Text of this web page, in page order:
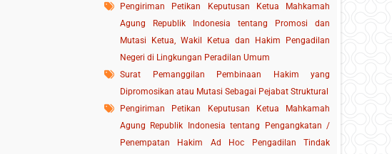
Pengiriman Petikan Keputusan Ketua Mahkamah
Agung Republik Indonesia tentang Promosi dan
Mutasi Ketua, Wakil Ketua dan Hakim Pengadilan
Negeri di Lingkungan Peradilan Umum
Surat Pemanggilan Pembinaan Hakim yang
Dipromosikan atau Mutasi Sebagai Pejabat Struktural
Pengiriman Petikan Keputusan Ketua Mahkamah
Agung Republik Indonesia tentang Pengangkatan /
Penempatan Hakim Ad Hoc Pengadilan Tindak